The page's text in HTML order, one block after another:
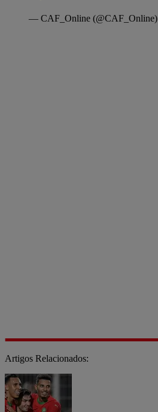
— CAF_Online (@CAF_Online)
Artigos Relacionados: